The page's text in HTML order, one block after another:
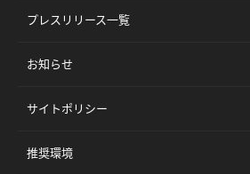
プレスリリース一覧
お知らせ
サイトポリシー
推奨環境